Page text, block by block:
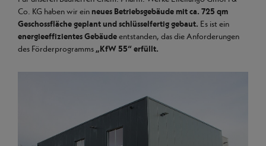
Co. KG haben wir ein neues Betriebsgebäude mit ca. 725 qm
Geschossfläche geplant und schlüsselfertig gebaut. Es ist ein
energieeffizientes Gebäudeentstanden, das die Anforderungen
des Förderprogramms „KfW 55“ erfüllt.